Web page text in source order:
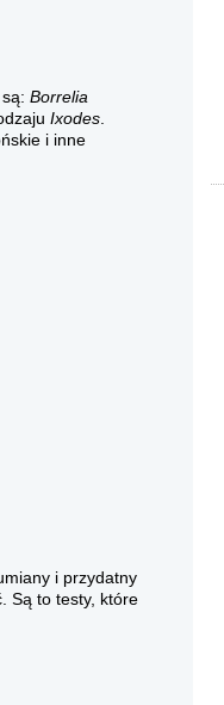
Borrelia
Ixodes
i inne
i przydatny
Są to testy, które